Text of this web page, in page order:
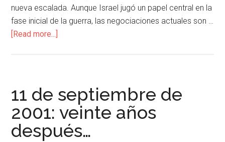
nueva escalada. Aunque Israel jugó un papel central en la
fase inicial de la guerra, las negociaciones actuales son …
[Read more...]
11 de septiembre de
2001: veinte años
después…